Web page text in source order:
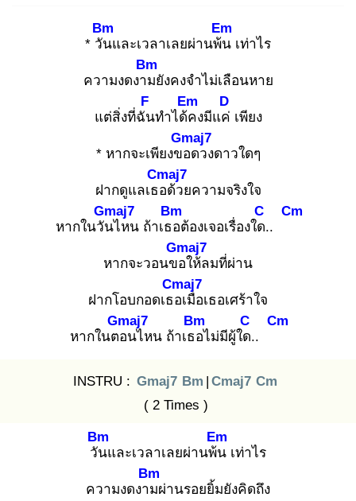
* วัน
Bm
และเวลาเลยผ่านพ้น
Em
เท่าไร
ความงดงาม
Bm
ยังคงจำไม่เลือนหาย
แต่สิ่งที่ฉัน
F
ทำได้ค
Em
งมีแค่
D
เพียง
* หากจะเพียงขอ
Gmaj7
ดวงดาวใดๆ
ฝากดูแลเธอ
Cmaj7
ด้วยความจริงใจ
หากในวัน
Gmaj7
ไหน ถ้าเธอ
Bm
ต้องเจอเรื่องใด.
C
.
Cm
หากจะวอนขอ
Gmaj7
ให้ลมที่ผ่าน
ฝากโอบกอดเธอ
Cmaj7
เมื่อเธอเศร้าใจ
หากในตอ
Gmaj7
นไหน ถ้าเธอ
Bm
ไม่มีผู้ใด.
C
.
Cm
INSTRU : Gmaj7 Bm | Cmaj7 Cm
( 2 Times )
วัน
Bm
และเวลาเลยผ่านพ้น
Em
เท่าไร
ความงดงาม
Bm
ผ่านรอยยิ้มยังคิดถึง